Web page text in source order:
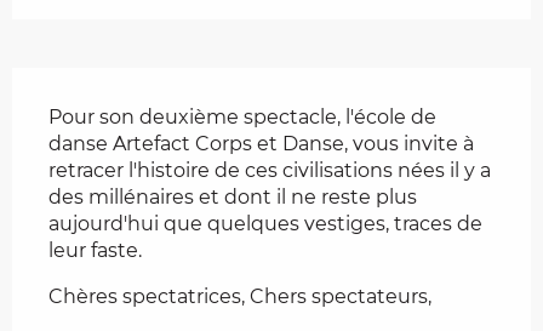
Pour son deuxième spectacle, l'école de
danse Artefact Corps et Danse, vous invite à
retracer l'histoire de ces civilisations nées il y a
des millénaires et dont il ne reste plus
aujourd'hui que quelques vestiges, traces de
leur faste.
Chères spectatrices, Chers spectateurs,